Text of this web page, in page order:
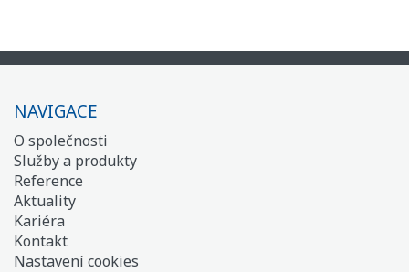
NAVIGACE
O společnosti
Služby a produkty
Reference
Aktuality
Kariéra
Kontakt
Nastavení cookies